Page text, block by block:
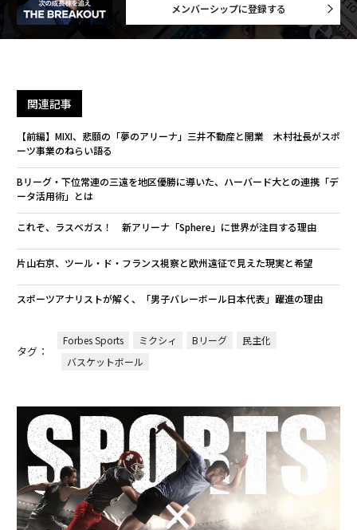
メンバーシップに登録する
関連記事
【前編】MIXI、悲願の「夢のアリーナ」三井不動産と開業 木村社長がスポ
ーツ事業のねらい語る
Bリーグ・下位常連の三遠を地区優勝に導いた、ハーバード大との連携「デ
ータ活用術」とは
これぞ、ラスベガス！ 新アリーナ「Sphere」に世界が注目する理由
片山右京、ツール・ド・フランス視察と欧州遠征で見えた現実と希望
スポーツアナリストが解く、「男子バレーボール日本代表」躍進の理由
タグ：
Forbes Sports ミクシィ Bリーグ
民主化
バスケットボール